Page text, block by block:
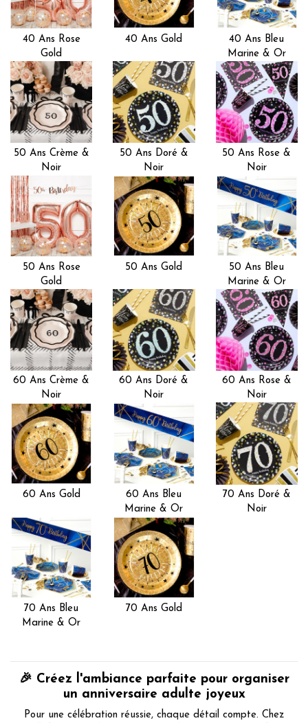
40 Ans Rose
Gold
40 Ans Gold
40 Ans Bleu
Marine & Or
50 Ans Crème &
Noir
50 Ans Doré &
Noir
50 Ans Rose &
Noir
50 Ans Rose
Gold
50 Ans Gold
50 Ans Bleu
Marine & Or
60 Ans Crème &
Noir
60 Ans Doré &
Noir
60 Ans Rose &
Noir
60 Ans Gold
60 Ans Bleu
Marine & Or
70 Ans Doré &
Noir
70 Ans Bleu
Marine & Or
70 Ans Gold
🎉 Créez l'ambiance parfaite pour organiser
un anniversaire adulte joyeux
Pour une célébration réussie, chaque détail compte. Chez